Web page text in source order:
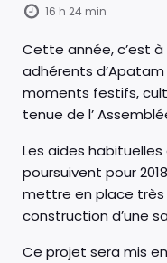
16 h 24 min
Cette année, c’est à
adhérents
moments festifs,
tenue de l’
Les aides habituelles
poursuivent pour
mettre en place très
construction d’une
Ce projet sera mis